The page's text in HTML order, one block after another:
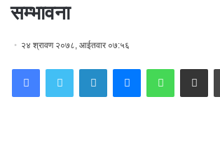
सम्भावना
२४ श्रावण २०७८, आईतवार ०७:५६